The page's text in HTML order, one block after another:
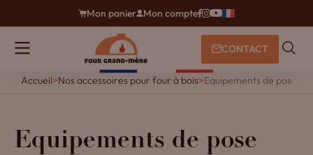
Mon panier Mon compte
CONTACT
Accueil>Nos accessoires pour four à bois>Equipements de pose
Equipements de pose